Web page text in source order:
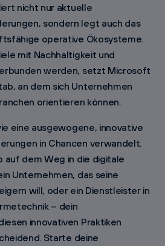
nicht nur aktuelle
sondern legt auch das
operative Ökosysteme.
mit Nachhaltigkeit und
werden, setzt Microsoft
an dem sich Unternehmen
orientieren können.
eine ausgewogene, innovative
in Chancen verwandelt.
auf dem Weg in die digitale
Unternehmen, das seine
will, oder ein Dienstleister in
– dein
innovativen Praktiken
Starte deine